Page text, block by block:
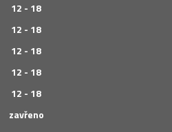
12 - 18
12 - 18
12 - 18
12 - 18
12 - 18
zavřeno